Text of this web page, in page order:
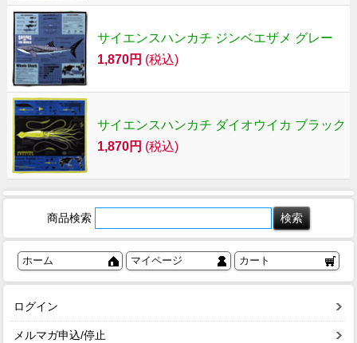
サイエンスハンカチ ジンベエザメ グレー
1,870円 (税込)
サイエンスハンカチ ダイオウイカ ブラック
1,870円 (税込)
商品検索
ホーム マイページ カート
ログイン
メルマガ申込/停止